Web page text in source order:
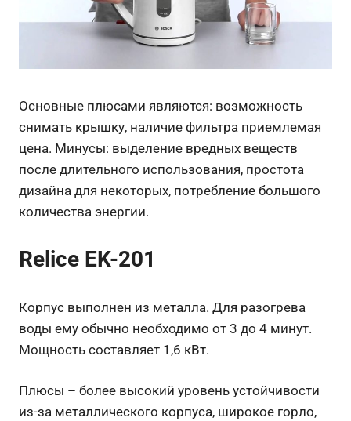
Основные плюсами являются: возможность
снимать крышку, наличие фильтра приемлемая
цена. Минусы: выделение вредных веществ
после длительного использования, простота
дизайна для некоторых, потребление большого
количества энергии.
Relice EK-201
Корпус выполнен из металла. Для разогрева
воды ему обычно необходимо от 3 до 4 минут.
Мощность составляет 1,6 кВт.
Плюсы – более высокий уровень устойчивости
из-за металлического корпуса, широкое горло,